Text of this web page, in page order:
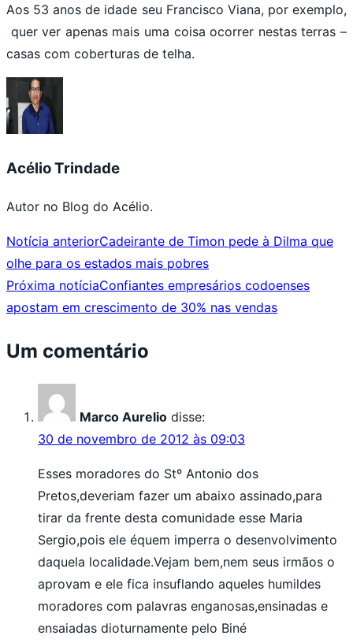
Aos 53 anos de idade seu Francisco Viana, por exemplo,
quer ver apenas mais uma coisa ocorrer nestas terras –
casas com coberturas de telha.
Acélio Trindade
Autor no Blog do Acélio.
Notícia anteriorCadeirante de Timon pede à Dilma que
olhe para os estados mais pobres
Próxima notíciaConfiantes empresários codoenses
apostam em crescimento de 30% nas vendas
Um comentário
Marco Aurelio disse:
30 de novembro de 2012 às 09:03
Esses moradores do Stº Antonio dos
Pretos,deveriam fazer um abaixo assinado,para
tirar da frente desta comunidade esse Maria
Sergio,pois ele équem imperra o desenvolvimento
daquela localidade.Vejam bem,nem seus irmãos o
aprovam e ele fica insuflando aqueles humildes
moradores com palavras enganosas,ensinadas e
ensaiadas dioturnamente pelo Biné